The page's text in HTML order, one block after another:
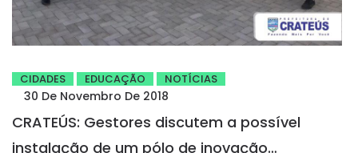
CIDADES EDUCAÇÃO NOTÍCIAS
30 De Novembro De 2018
CRATEÚS: Gestores discutem a possível
instalação de um pólo de inovação